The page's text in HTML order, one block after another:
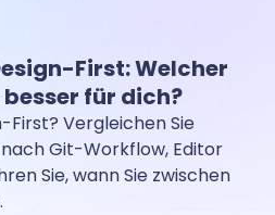
First: Welcher
für dich?
Vergleichen Sie
Git-Workflow, Editor
Sie, wann Sie zwischen